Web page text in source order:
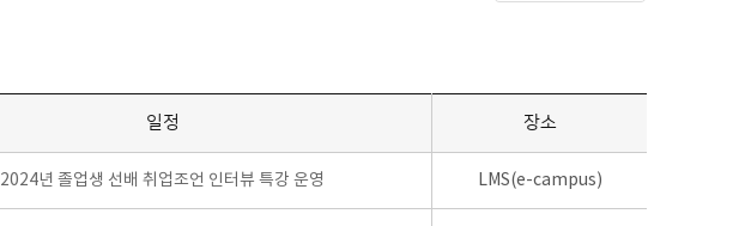
일정 장소
2024년 졸업생 선배 취업조언 인터뷰 특강 운영 LMS(e-campus)